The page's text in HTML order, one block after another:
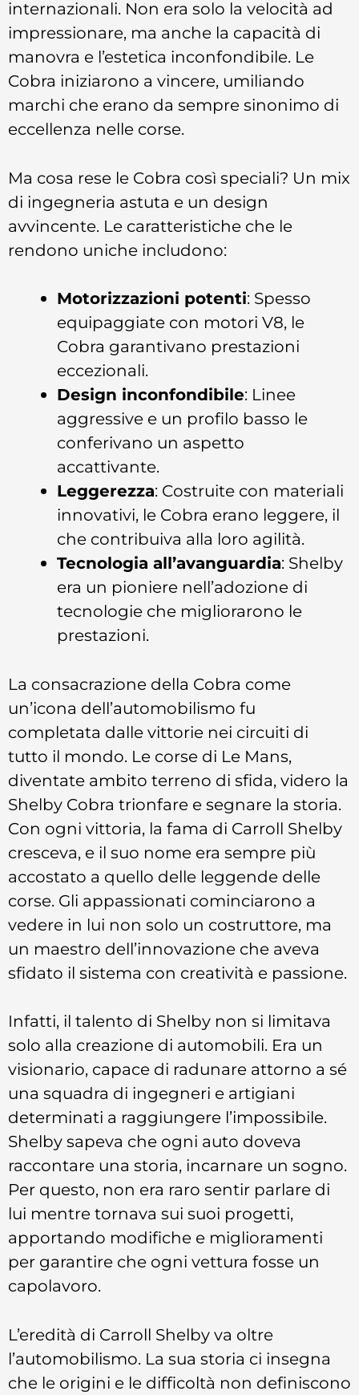
internazionali. Non era solo la velocità ad
impressionare, ma anche la capacità di
manovra e l’estetica inconfondibile. Le
Cobra iniziarono a vincere, umiliando
marchi che erano da sempre sinonimo di
eccellenza nelle corse.
Ma cosa rese le Cobra così speciali? Un mix
di ingegneria astuta e un design
avvincente. Le caratteristiche che le
rendono uniche includono:
Motorizzazioni potenti: Spesso
equipaggiate con motori V8, le
Cobra garantivano prestazioni
eccezionali.
Design inconfondibile: Linee
aggressive e un profilo basso le
conferivano un aspetto
accattivante.
Leggerezza: Costruite con materiali
innovativi, le Cobra erano leggere, il
che contribuiva alla loro agilità.
Tecnologia all’avanguardia: Shelby
era un pioniere nell’adozione di
tecnologie che migliorarono le
prestazioni.
La consacrazione della Cobra come
un’icona dell’automobilismo fu
completata dalle vittorie nei circuiti di
tutto il mondo. Le corse di Le Mans,
diventate ambito terreno di sfida, videro la
Shelby Cobra trionfare e segnare la storia.
Con ogni vittoria, la fama di Carroll Shelby
cresceva, e il suo nome era sempre più
accostato a quello delle leggende delle
corse. Gli appassionati cominciarono a
vedere in lui non solo un costruttore, ma
un maestro dell’innovazione che aveva
sfidato il sistema con creatività e passione.
Infatti, il talento di Shelby non si limitava
solo alla creazione di automobili. Era un
visionario, capace di radunare attorno a sé
una squadra di ingegneri e artigiani
determinati a raggiungere l’impossibile.
Shelby sapeva che ogni auto doveva
raccontare una storia, incarnare un sogno.
Per questo, non era raro sentir parlare di
lui mentre tornava sui suoi progetti,
apportando modifiche e miglioramenti
per garantire che ogni vettura fosse un
capolavoro.
L’eredità di Carroll Shelby va oltre
l’automobilismo. La sua storia ci insegna
che le origini e le difficoltà non definiscono